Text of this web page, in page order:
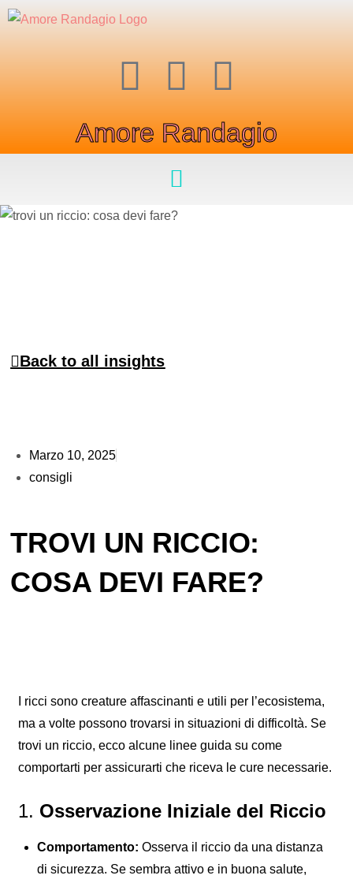
Amore Randagio
Back to all insights
Marzo 10, 2025
consigli
TROVI UN RICCIO:
COSA DEVI FARE?
I ricci sono creature affascinanti e utili per l’ecosistema,
ma a volte possono trovarsi in situazioni di difficoltà. Se
trovi un riccio, ecco alcune linee guida su come
comportarti per assicurarti che riceva le cure necessarie.
1. Osservazione Iniziale del Riccio
Comportamento: Osserva il riccio da una distanza
di sicurezza. Se sembra attivo e in buona salute,